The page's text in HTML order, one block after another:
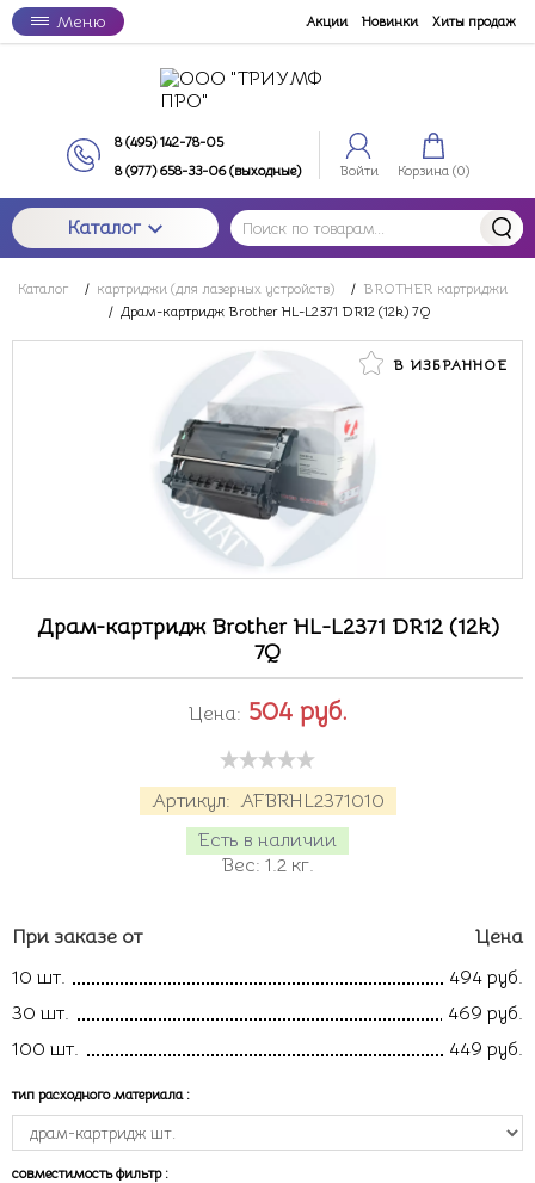
Меню Акции Новинки Хиты продаж
8 (495) 142-78-05
8 (977) 658-33-06 (выходные)
Войти Корзина (0)
Каталог
Каталог / картриджи (для лазерных устройств) / BROTHER картриджи
/ Драм-картридж Brother HL-L2371 DR12 (12k) 7Q
В ИЗБРАННОЕ
Драм-картридж Brother HL-L2371 DR12 (12k)
7Q
Артикул: AFBRHL2371010
Есть в наличии
Вес: 1.2 кг.
Цена: 504 руб.
При заказе от
Цена
10 шт.
494 руб.
30 шт.
469 руб.
100 шт.
449 руб.
тип расходного материала :
совместимость фильтр :